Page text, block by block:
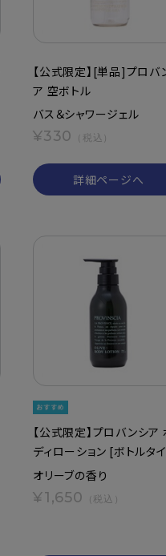
【公式限定】[単品]プロバ
ア 空ボトル
バス＆シャワージェル
¥330 （税込）
詳細ページへ
【公式限定】プロバンシア
ディローション [ボトルタ
オリーブの香り
¥1,650 （税込）